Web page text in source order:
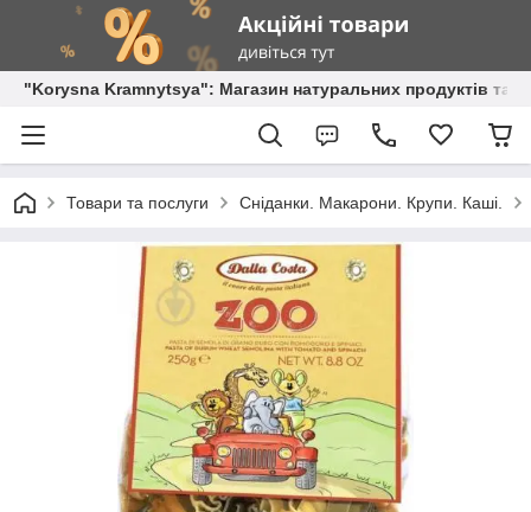
"Korysna Kramnytsya": Магазин натуральних продуктів та
Товари та послуги Сніданки. Макарони. Крупи. Каші.